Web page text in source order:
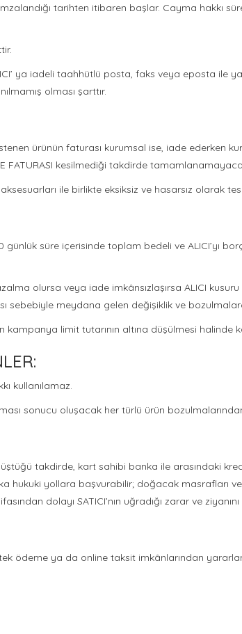
tarihten itibaren başlar. Cayma hakkı
ya iadeli taahhütlü posta, faks veya eposta ile
olması şarttır.
ürünün faturası kurumsal ise, iade ederken
FATURASI kesilmediği takdirde
ile birlikte eksiksiz ve hasarsız olarak
süre içerisinde toplam bedeli ve ALICI’yı
olursa veya iade imkânsızlaşırsa ALICI
sebebiyle meydana gelen değişiklik ve
kampanya limit tutarının altına düşülmesi
kullanılamaz.
sonucu oluşacak her türlü ürün
takdirde, kart sahibi banka ile arasındaki
yollara başvurabilir; doğacak masrafları ve
dolayı SATICI’nın uğradığı zarar ve
ödeme ya da online taksit imkânlarından